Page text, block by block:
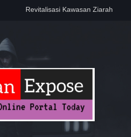
Program CKG Jemput Bola di
Persen